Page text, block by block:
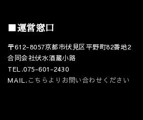
■運営窓口
〒612-8057京都市伏見区平野町82番地2
合同会社伏水酒蔵小路
TEL.075-601-2430
MAIL. こちらよりお問い合わせください